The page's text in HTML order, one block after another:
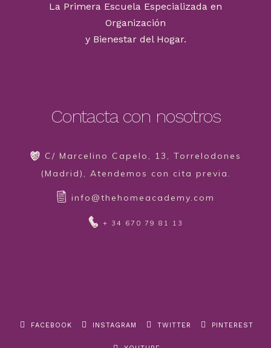
La Primera Escuela Especializada en
Organización
y Bienestar del Hogar.
Contacta con nosotros
C/ Marcelino Capelo, 13, Torrelodones
(Madrid), Atendemos con cita previa.
info@thehomeacademy.com
+ 34 670 79 81 13
FACEBOOK INSTAGRAM TWITTER PINTEREST